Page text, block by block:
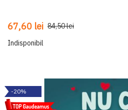
67,60 lei 84,50 lei
Indisponibil
-20%